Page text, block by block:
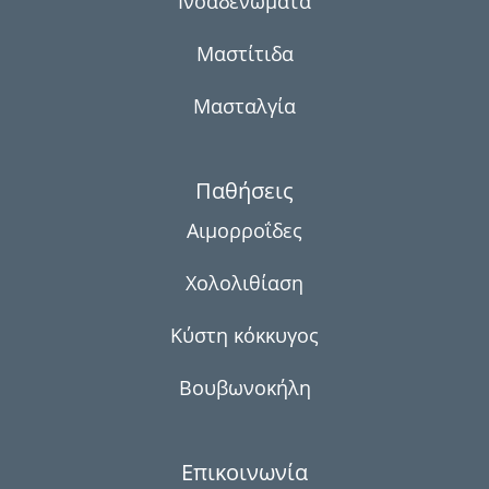
Μαστίτιδα
Μασταλγία
Παθήσεις
Αιμορροΐδες
Χολολιθίαση
Κύστη κόκκυγος
Βουβωνοκήλη
Επικοινωνία